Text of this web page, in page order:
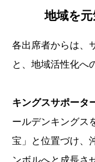
地域を
各出席者からは、
と、地域活性化へ
キングスサポータ
ールデンキングス
宝」と位置づけ、
ンボルへと成長さ